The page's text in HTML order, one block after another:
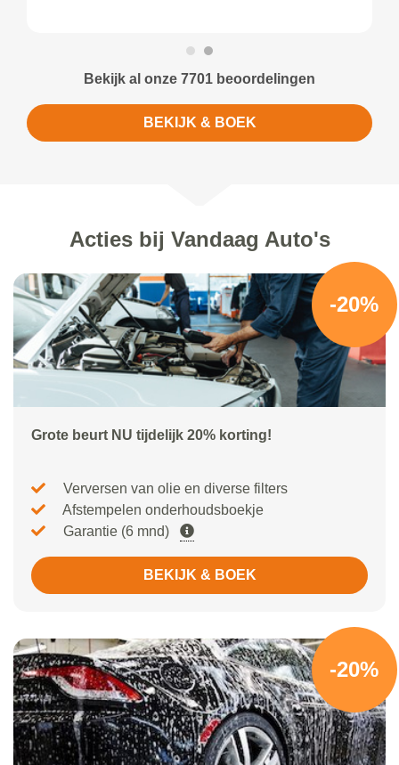
Bekijk al onze 7701 beoordelingen
BEKIJK & BOEK
Acties bij Vandaag Auto's
-20%
Grote beurt NU tijdelijk 20% korting!
Verversen van olie en diverse filters
Afstempelen onderhoudsboekje
Garantie (6 mnd)
BEKIJK & BOEK
-20%